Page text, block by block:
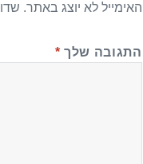
האימייל לא יוצג באתר.
התגובה שלך *